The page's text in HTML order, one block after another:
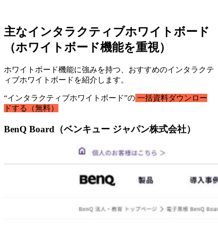
主なインタラクティブホワイトボード
（ホワイトボード機能を重視）
ホワイトボード機能に強みを持つ、おすすめのインタラクテ
ィブホワイトボードを紹介します。
“インタラクティブホワイトボード”の 一括資料ダウンロー
ドする（無料）
BenQ Board（ベンキュー ジャパン株式会社）